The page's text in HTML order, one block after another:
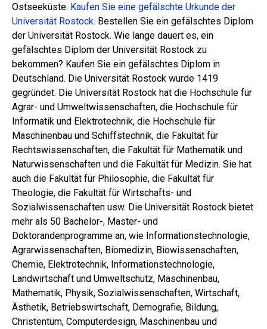
Ostseeküste. Kaufen Sie eine gefälschte Urkunde der
Universität Rostock. Bestellen Sie ein gefälschtes Diplom
der Universität Rostock. Wie lange dauert es, ein
gefälschtes Diplom der Universität Rostock zu
bekommen? Kaufen Sie ein gefälschtes Diplom in
Deutschland. Die Universität Rostock wurde 1419
gegründet. Die Universität Rostock hat die Hochschule für
Agrar- und Umweltwissenschaften, die Hochschule für
Informatik und Elektrotechnik, die Hochschule für
Maschinenbau und Schiffstechnik, die Fakultät für
Rechtswissenschaften, die Fakultät für Mathematik und
Naturwissenschaften und die Fakultät für Medizin. Sie hat
auch die Fakultät für Philosophie, die Fakultät für
Theologie, die Fakultät für Wirtschafts- und
Sozialwissenschaften usw. Die Universität Rostock bietet
mehr als 50 Bachelor-, Master- und
Doktorandenprogramme an, wie Informationstechnologie,
Agrarwissenschaften, Biomedizin, Biowissenschaften,
Chemie, Elektrotechnik, Informationstechnologie,
Landwirtschaft und Umweltschutz, Maschinenbau,
Mathematik, Physik, Sozialwissenschaften, Wirtschaft,
Ästhetik, Betriebswirtschaft, Demografie, Bildung,
Christentum, Computerdesign, Maschinenbau und